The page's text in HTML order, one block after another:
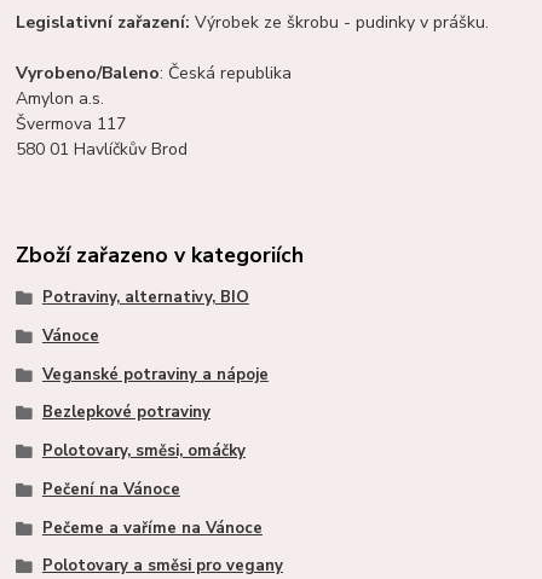
Legislativní zařazení: Výrobek ze škrobu - pudinky v prášku.
Vyrobeno/Baleno: Česká republika
Amylon a.s.
Švermova 117
580 01 Havlíčkův Brod
Zboží zařazeno v kategoriích
Potraviny, alternativy, BIO
Vánoce
Veganské potraviny a nápoje
Bezlepkové potraviny
Polotovary, směsi, omáčky
Pečení na Vánoce
Pečeme a vaříme na Vánoce
Polotovary a směsi pro vegany